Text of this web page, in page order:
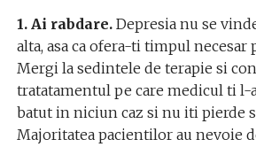
1. Ai rabdare.Depresia nu se
alta, asa ca ofera-ti timpul necesar
Mergi la sedintele de terapie si
tratatamentul pe care medicul ti l-
batut in niciun caz si nu iti pierde
Majoritatea pacientilor au nevoie